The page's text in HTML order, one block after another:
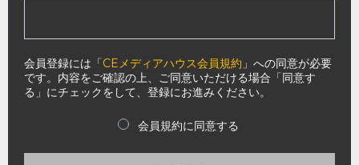
会員登録には「CEメディアハウス会員規約 」への同意が必要
です。内容をご確認の上、ご同意いただける場合「同意す
る」にチェックをして、登録にお進みください。
会員規約に同意する